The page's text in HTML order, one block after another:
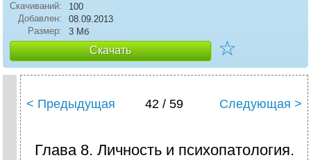
Скачиваний:
100
Добавлен:
08.09.2013
Размер:
3 Мб
Скачать ☆
< Предыдущая 42 / 59 Следующая >
Глава 8. Личность и психопатология.